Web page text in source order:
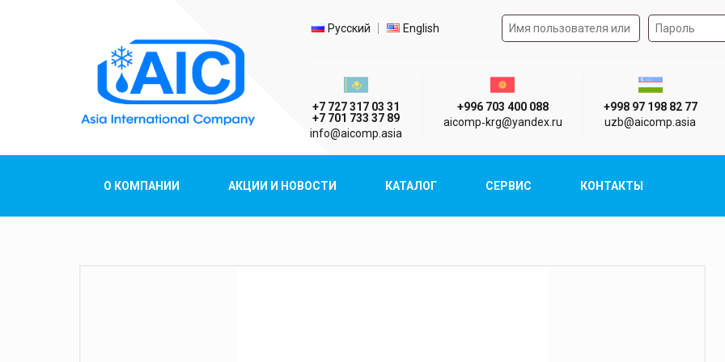
Выбор языка
Русский English Форма авторизации на
Казахстан г. Алматы
+7 727 317 03 31
+7 701 733 37 89
info@aicomp.asia
Киргизия г. Бишкек
+996 703 400 088
aicomp‑krg@yandex.ru
Узбекистан
+998 97 198 82 77
uzb@aicomp.asia
О КОМПАНИИ АКЦИИ И НОВОСТИ КАТАЛОГ СЕРВИС КОНТАКТЫ